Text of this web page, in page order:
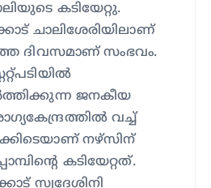
കടിയേറ്റു.
ചാലിശേരിയിലാണ്
ദിവസമാണ് സംഭവം.
ജനകീയ
വച്ച്
നഴ്സിന്
കടിയേറ്റത്.
സ്വദേശിനി